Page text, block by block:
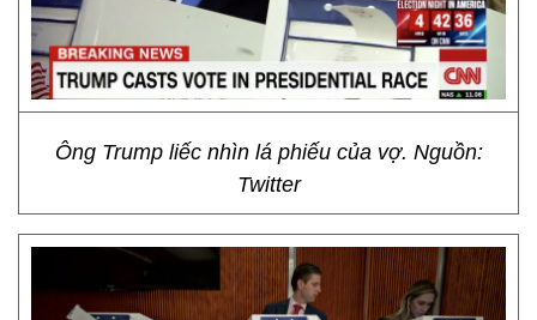
Ông Trump liếc nhìn lá phiếu của vợ. Nguồn:
Twitter